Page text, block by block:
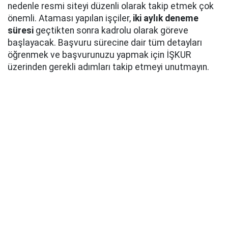
nedenle resmi siteyi düzenli olarak takip etmek çok
önemli. Ataması yapılan işçiler, iki aylık deneme
süresi geçtikten sonra kadrolu olarak göreve
başlayacak. Başvuru sürecine dair tüm detayları
öğrenmek ve başvurunuzu yapmak için İŞKUR
üzerinden gerekli adımları takip etmeyi unutmayın.